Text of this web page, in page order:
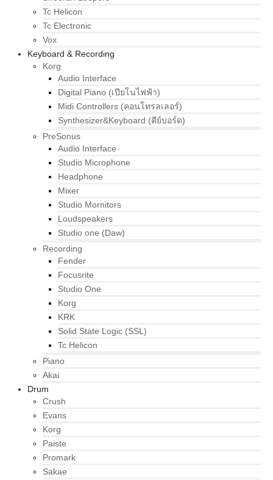
Tc Helicon
Tc Electronic
Vox
Keyboard & Recording
Korg
Audio Interface
Digital Piano (เปียโนไฟฟ้า)
Midi Controllers (คอนโทรลเลอร์)
Synthesizer&Keyboard (คีย์บอร์ด)
PreSonus
Audio Interface
Studio Microphone
Headphone
Mixer
Studio Mornitors
Loudspeakers
Studio one (Daw)
Recording
Fender
Focusrite
Studio One
Korg
KRK
Solid State Logic (SSL)
Tc Helicon
Piano
Akai
Drum
Crush
Evans
Korg
Paiste
Promark
Sakae